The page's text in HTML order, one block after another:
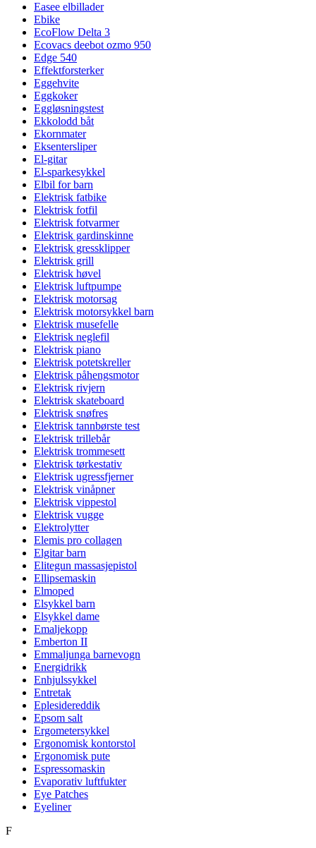
Easee elbillader
Ebike
EcoFlow Delta 3
Ecovacs deebot ozmo 950
Edge 540
Effektforsterker
Eggehvite
Eggkoker
Eggløsningstest
Ekkolodd båt
Ekornmater
Eksentersliper
El-gitar
El-sparkesykkel
Elbil for barn
Elektrisk fatbike
Elektrisk fotfil
Elektrisk fotvarmer
Elektrisk gardinskinne
Elektrisk gressklipper
Elektrisk grill
Elektrisk høvel
Elektrisk luftpumpe
Elektrisk motorsag
Elektrisk motorsykkel barn
Elektrisk musefelle
Elektrisk neglefil
Elektrisk piano
Elektrisk potetskreller
Elektrisk påhengsmotor
Elektrisk rivjern
Elektrisk skateboard
Elektrisk snøfres
Elektrisk tannbørste test
Elektrisk trillebår
Elektrisk trommesett
Elektrisk tørkestativ
Elektrisk ugressfjerner
Elektrisk vinåpner
Elektrisk vippestol
Elektrisk vugge
Elektrolytter
Elemis pro collagen
Elgitar barn
Elitegun massasjepistol
Ellipsemaskin
Elmoped
Elsykkel barn
Elsykkel dame
Emaljekopp
Emberton II
Emmaljunga barnevogn
Energidrikk
Enhjulssykkel
Entretak
Eplesidereddik
Epsom salt
Ergometersykkel
Ergonomisk kontorstol
Ergonomisk pute
Espressomaskin
Evaporativ luftfukter
Eye Patches
Eyeliner
F